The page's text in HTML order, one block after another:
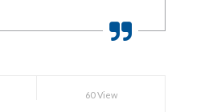
60 View